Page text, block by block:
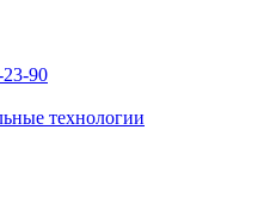
90
технологии